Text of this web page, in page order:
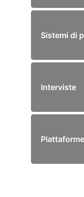
Sistemi di
Interviste